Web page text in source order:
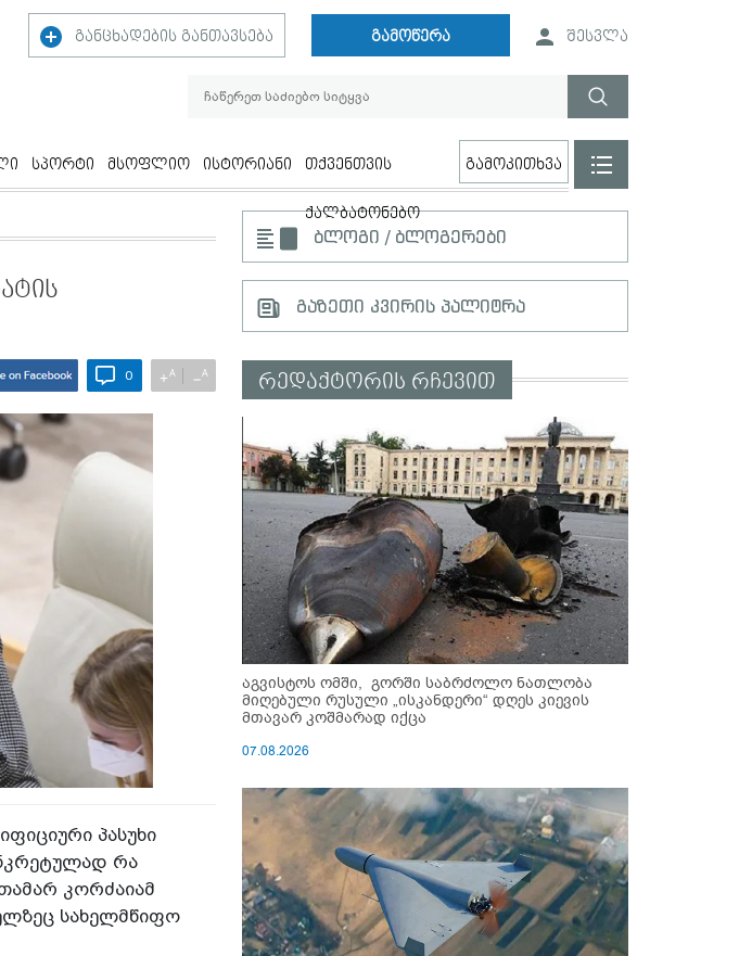
განცხადების განთავსება გამოწერა შესვლა
სპორტი მსოფლიო ისტორიანი თქვენთვის
ქალბატონებო
გამოკითხვა
0 +A −A
პასუხი
რა
კორძაიამ
სახელმწიფო
ბლოგი / ბლოგერები
გაზეთი კვირის პალიტრა
რედაქტორის რჩევით
აგვისტოს ომში, გორში საბრძოლო ნათლობა
მიღებული რუსული „ისკანდერი“ დღეს კიევის
მთავარ კოშმარად იქცა
07.08.2026